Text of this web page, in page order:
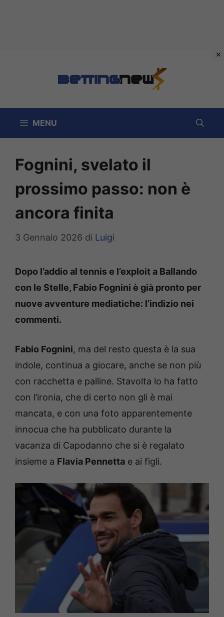
MENU
Fognini, svelato il
prossimo passo: non è
ancora finita
3 Gennaio 2026 di Luigi
Dopo l’addio al tennis e l’exploit a Ballando
con le Stelle, Fabio Fognini è già pronto per
nuove avventure mediatiche: l’indizio nei
commenti.
Fabio Fognini, ma del resto questa è la sua
indole, continua a giocare, anche se non più
con racchetta e palline. Stavolta lo ha fatto
con l’ironia, che di certo non gli è mai
mancata, e con una foto apparentemente
innocua che ha pubblicato durante la
vacanza di Capodanno che si è regalato
insieme a Flavia Pennetta e ai figli.